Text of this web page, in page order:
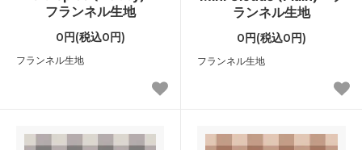
フランネル生地
0円(税込0円)
フランネル生地
ランネル生地
0円(税込0円)
フランネル生地